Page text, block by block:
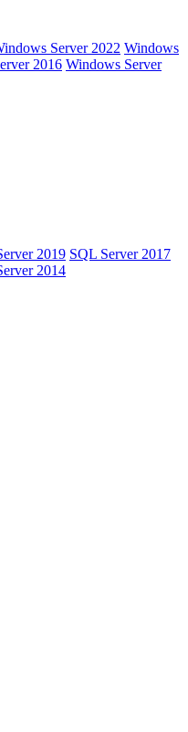
Server 2022 Windows
2016 Windows Server
2019 SQL Server 2017
2014